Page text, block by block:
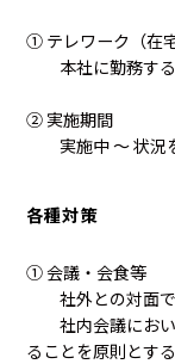
① テレワーク（在
本社に勤務する
② 実施期間
実施中 ～ 状況
各種対策
① 会議・会食等
社外との対面で
社内会議におい
ることを原則とする